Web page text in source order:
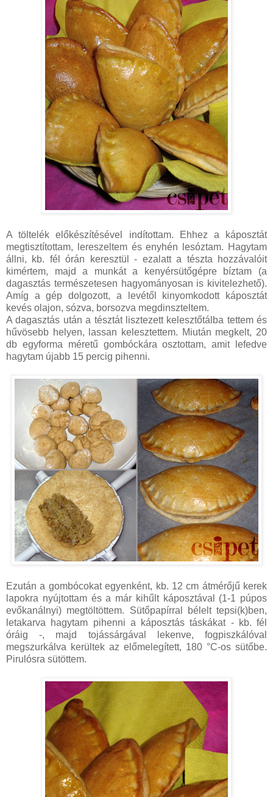
A töltelék előkészítésével indítottam. Ehhez a káposztát
megtisztítottam, lereszeltem és enyhén lesóztam. Hagytam
állni, kb. fél órán keresztül - ezalatt a tészta hozzávalóit
kimértem, majd a munkát a kenyérsütőgépre bíztam (a
dagasztás természetesen hagyományosan is kivitelezhető).
Amíg a gép dolgozott, a levétől kinyomkodott káposztát
kevés olajon, sózva, borsozva megdinszteltem.
A dagasztás után a tésztát lisztezett kelesztőtálba tettem és
hűvösebb helyen, lassan kelesztettem. Miután megkelt, 20
db egyforma méretű gombóckára osztottam, amit lefedve
hagytam újabb 15 percig pihenni.
Ezután a gombócokat egyenként, kb. 12 cm átmérőjű kerek
lapokra nyújtottam és a már kihűlt káposztával (1-1 púpos
evőkanálnyi) megtöltöttem. Sütőpapírral bélelt tepsi(k)ben,
letakarva hagytam pihenni a káposztás táskákat - kb. fél
óráig -, majd tojássárgával lekenve, fogpiszkálóval
megszurkálva kerültek az előmelegített, 180 °C-os sütőbe.
Pirulósra sütöttem.